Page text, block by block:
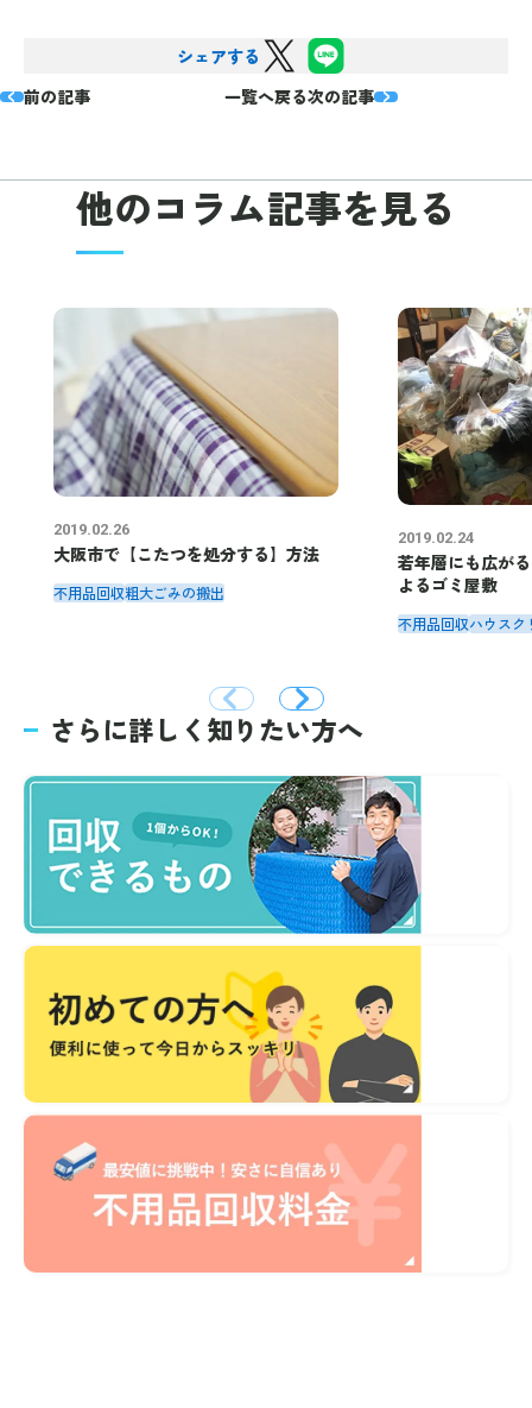
シェアする
前の記事
一覧へ戻る次の記事
他のコラム記事を見る
2019.02.26
大阪市で【こたつを処分する】方法
不用品回収粗大ごみの搬出
2019.02.24
若年層にも広が
よるゴミ屋敷
不用品回収ハウスク
さらに詳しく知りたい方へ